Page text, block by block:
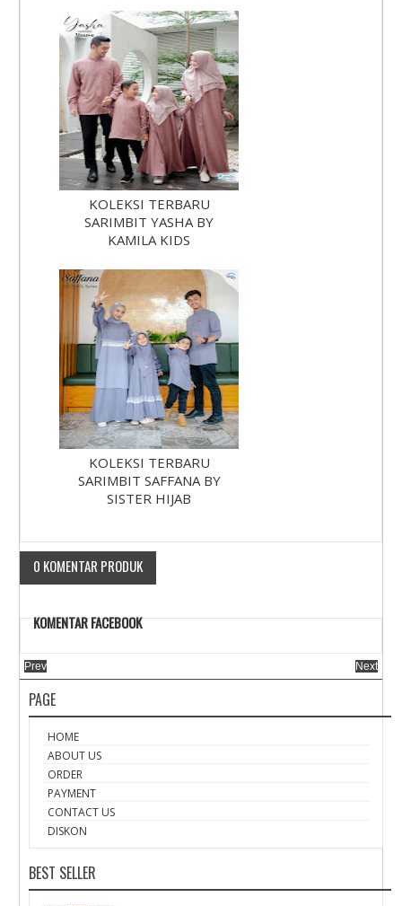
KOLEKSI TERBARU
SARIMBIT YASHA BY
KAMILA KIDS
KOLEKSI TERBARU
SARIMBIT SAFFANA BY
SISTER HIJAB
0 KOMENTAR PRODUK
KOMENTAR FACEBOOK
Prev Next
PAGE
HOME
ABOUT US
ORDER
PAYMENT
CONTACT US
DISKON
BEST SELLER